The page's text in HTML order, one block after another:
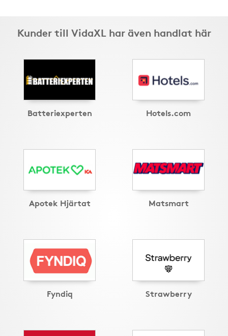
Kunder till VidaXL har även handlat här
Batteriexperten Hotels.com
Apotek Hjärtat Matsmart
Fyndiq Strawberry